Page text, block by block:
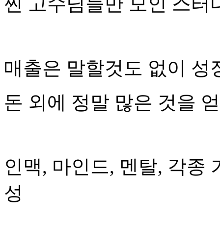
매출은 말할것도 없이 성
돈 외에 정말 많은 것을
인맥, 마인드, 멘탈, 각종
성